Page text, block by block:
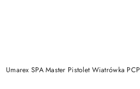
Umarex SPA Master Pistolet Wiatrówka